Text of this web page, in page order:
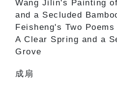
Wang Jilin's Painting
and a Secluded
Feisheng's Two
A Clear Spring and a
Grove
成扇